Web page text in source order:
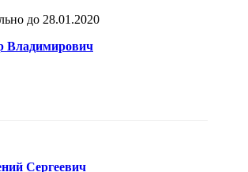
до 28.01.2020
Владимирович
Сергеевич